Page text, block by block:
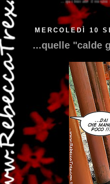
il nostro viaggio in MESSICO 2023...clikka
MERCOLEDÌ 10
...quelle "calde